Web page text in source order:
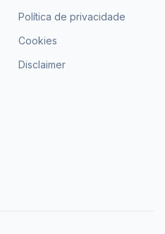
Política de privacidade
Cookies
Disclaimer